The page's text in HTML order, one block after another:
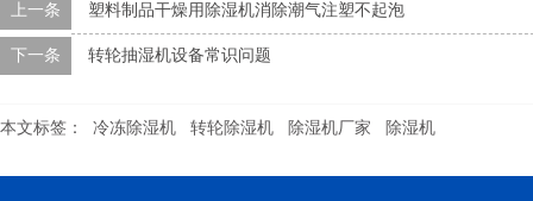
上一条 塑料制品干燥用除湿机消除潮气注塑不起泡
下一条 转轮抽湿机设备常识问题
本文标签： 冷冻除湿机 转轮除湿机 除湿机厂家 除湿机